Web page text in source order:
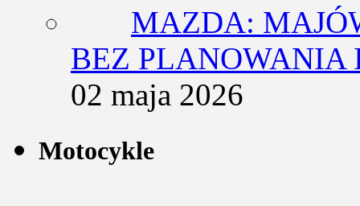
MAZDA:
BEZ PLANOWANIA
02 maja 2026
Motocykle